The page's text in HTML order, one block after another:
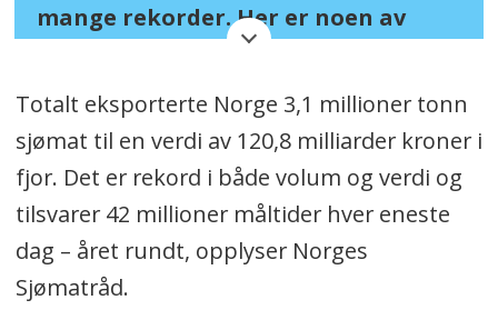
mange rekorder. Her er noen av
For aller første gang passerte det
totale eksportvolumet 3 millioner
tonn.
Verdiøkningen var på hele 15,1
milliarder kroner, eller 14,3 prosent,
Totalt eksporterte Norge 3,1 millioner tonn
sjømat til en verdi av 120,8 milliarder kroner i
fjor. Det er rekord i både volum og verdi og
tilsvarer 42 millioner måltider hver eneste
dag – året rundt, opplyser Norges
Sjømatråd.